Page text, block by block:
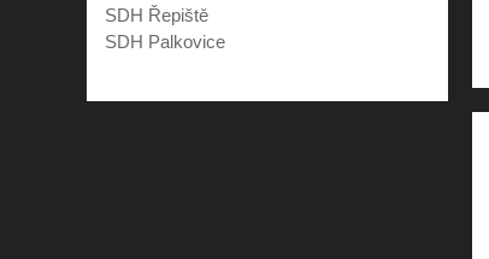
SDH Řepiště
SDH Palkovice